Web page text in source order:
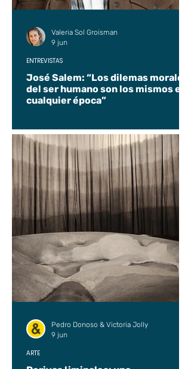
José Salem: “Los dilemas morales
del ser humano son los mismos en
cualquier época”
ENTREVISTAS
Valeria Sol Groisman
9 jun
ARTE
Pedro Donoso & Victoria Jolly
9 jun